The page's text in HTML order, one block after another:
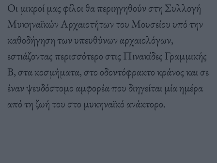
Οι μικροί μας φίλοι θα περιηγηθούν στη Συλλογή
Μυκηναϊκών Αρχαιοτήτων του Μουσείου υπό την
καθοδήγηση των υπευθύνων αρχαιολόγων,
εστιάζοντας περισσότερο στις Πινακίδες Γραμμικής
Β, στα κοσμήματα, στο οδοντόφρακτο κράνος και σε
έναν ψευδόστομο αμφορέα που διηγείται μία ημέρα
από τη ζωή του στο μυκηναϊκό ανάκτορο.